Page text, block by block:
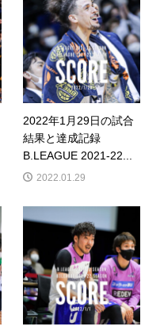
2022年1月29日の試合
結果と達成記録
B.LEAGUE 2021-22...
2022.01.29